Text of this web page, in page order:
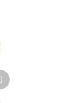
Další
produkt